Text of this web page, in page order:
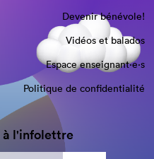
Devenir bénévole!
Vidéos et balados
Espace enseignant·e⋅s
Politique de confidentialité
à l'infolettre